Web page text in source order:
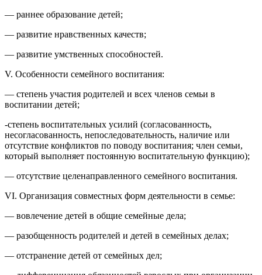
— раннее образование детей;
— развитие нравственных качеств;
— развитие умственных способностей.
V. Особенности семейного воспитания:
— степень участия родителей и всех членов семьи в
воспитании детей;
-степень воспитательных усилий (согласованность,
несогласованность, непоследовательность, наличие или
отсутствие конфликтов по поводу воспитания; член семьи,
который выполняет постоянную воспитательную функцию);
— отсутствие целенаправленного семейного воспитания.
VI. Организация совместных форм деятельности в семье:
— вовлечение детей в общие семейные дела;
— разобщенность родителей и детей в семейных делах;
— отстранение детей от семейных дел;